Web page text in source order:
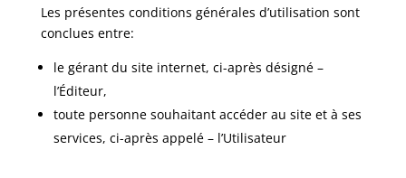
Les présentes conditions générales d’utilisation sont
conclues entre:
le gérant du site internet, ci-après désigné –
l’Éditeur,
toute personne souhaitant accéder au site et à ses
services, ci-après appelé – l’Utilisateur